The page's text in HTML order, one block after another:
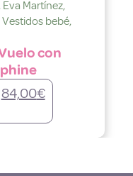
,Eva Martínez,
Vestidos bebé,
con
84,00€